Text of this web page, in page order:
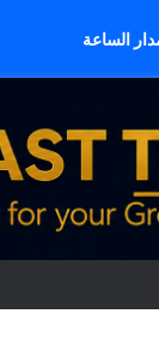
الساعة